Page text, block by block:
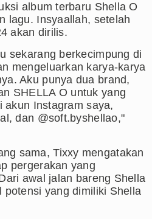
album terbaru Shella O
lagu. Insyaallah, setelah
akan dirilis.
sekarang berkecimpung di
mengeluarkan karya-karya
Aku punya dua brand,
SHELLA O untuk yang
akun Instagram saya,
dan @soft.byshellao,"
sama, Tixxy mengatakan
pergerakan yang
awal jalan bareng Shella
potensi yang dimiliki Shella